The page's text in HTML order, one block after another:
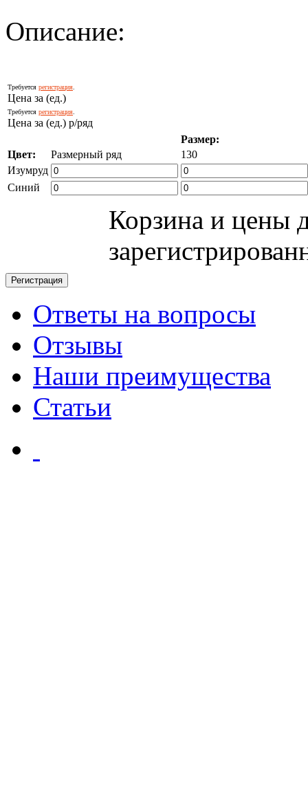
Описание:
Требуется регистрация
Цена за (ед.)
Требуется регистрация
Цена за (ед.) р/ряд
Размер:
Цвет:
Размерный ряд
130
Изумруд
Синий
Корзина и цены
Ответы на вопросы
Отзывы
Наши преимущества
Статьи